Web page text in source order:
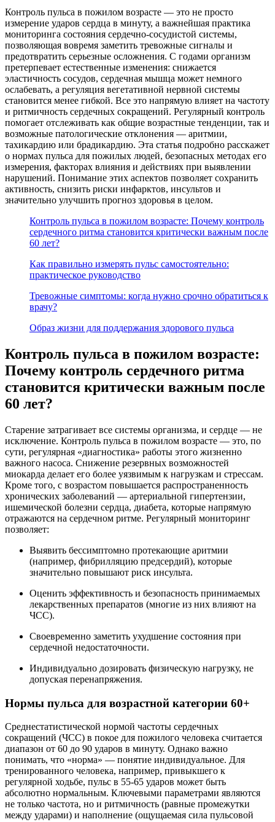
Контроль пульса в пожилом возрасте — это не просто
измерение ударов сердца в минуту, а важнейшая практика
мониторинга состояния сердечно-сосудистой системы,
позволяющая вовремя заметить тревожные сигналы и
предотвратить серьезные осложнения. С годами организм
претерпевает естественные изменения: снижается
эластичность сосудов, сердечная мышца может немного
ослабевать, а регуляция вегетативной нервной системы
становится менее гибкой. Все это напрямую влияет на частоту
и ритмичность сердечных сокращений. Регулярный контроль
помогает отслеживать как общие возрастные тенденции, так и
возможные патологические отклонения — аритмии,
тахикардию или брадикардию. Эта статья подробно расскажет
о нормах пульса для пожилых людей, безопасных методах его
измерения, факторах влияния и действиях при выявлении
нарушений. Понимание этих аспектов позволяет сохранить
активность, снизить риски инфарктов, инсультов и
значительно улучшить прогноз здоровья в целом.
Контроль пульса в пожилом возрасте: Почему контроль
сердечного ритма становится критически важным после
60 лет?
Как правильно измерять пульс самостоятельно:
практическое руководство
Тревожные симптомы: когда нужно срочно обратиться к
врачу?
Образ жизни для поддержания здорового пульса
Контроль пульса в пожилом возрасте:
Почему контроль сердечного ритма
становится критически важным после
60 лет?
Старение затрагивает все системы организма, и сердце — не
исключение. Контроль пульса в пожилом возрасте — это, по
сути, регулярная «диагностика» работы этого жизненно
важного насоса. Снижение резервных возможностей
миокарда делает его более уязвимым к нагрузкам и стрессам.
Кроме того, с возрастом повышается распространенность
хронических заболеваний — артериальной гипертензии,
ишемической болезни сердца, диабета, которые напрямую
отражаются на сердечном ритме. Регулярный мониторинг
позволяет:
Выявить бессимптомно протекающие аритмии
(например, фибрилляцию предсердий), которые
значительно повышают риск инсульта.
Оценить эффективность и безопасность принимаемых
лекарственных препаратов (многие из них влияют на
ЧСС).
Своевременно заметить ухудшение состояния при
сердечной недостаточности.
Индивидуально дозировать физическую нагрузку, не
допуская перенапряжения.
Нормы пульса для возрастной категории 60+
Среднестатистической нормой частоты сердечных
сокращений (ЧСС) в покое для пожилого человека считается
диапазон от 60 до 90 ударов в минуту. Однако важно
понимать, что «норма» — понятие индивидуальное. Для
тренированного человека, например, привыкшего к
регулярной ходьбе, пульс в 55-65 ударов может быть
абсолютно нормальным. Ключевыми параметрами являются
не только частота, но и ритмичность (равные промежутки
между ударами) и наполнение (ощущаемая сила пульсовой